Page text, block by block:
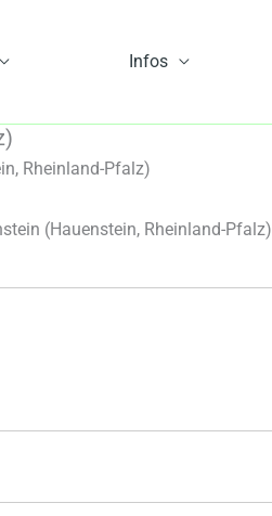
Infos
Rheinland-Pfalz)
(Hauenstein, Rheinland-Pfalz)